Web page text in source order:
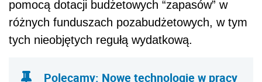
W ramach tych projektów przewidziano m.in.: